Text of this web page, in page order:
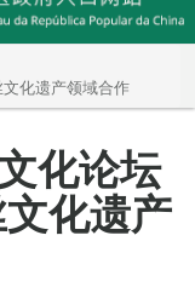
化遗产领域合作
化论坛
化遗产